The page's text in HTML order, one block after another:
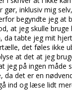
inklusiv mig
begyndte jeg at
at jeg skulle
da tabte jeg mit
det føles ikke
at det at jeg
jeg på ingen måde
da det er en
ind og læse lidt